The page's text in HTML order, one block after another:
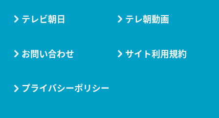
テレビ朝日 テレ朝動画
お問い合わせ サイト利用規約
プライバシーポリシー